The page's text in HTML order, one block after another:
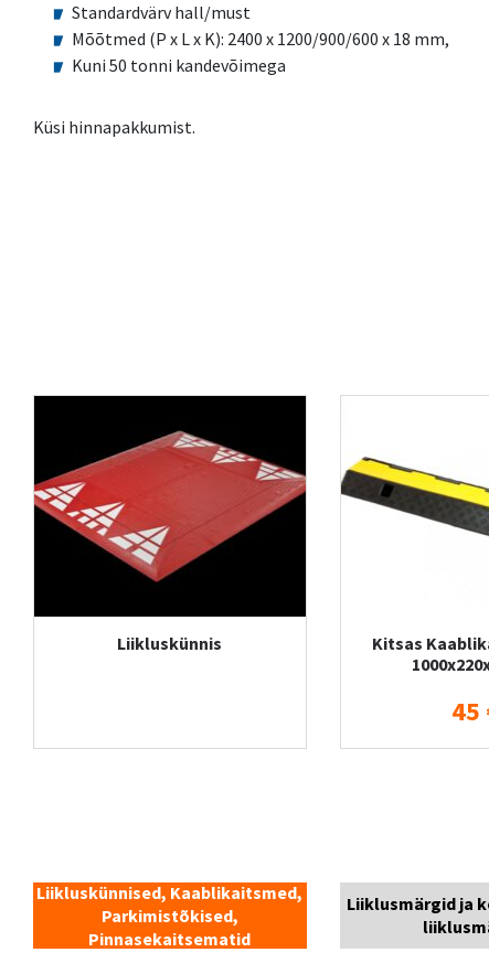
Standardvärv hall/must
Mõõtmed (P x L x K): 2400 x 1200/900/600 x 18 mm,
Kuni 50 tonni kandevõimega
Küsi hinnapakkumist.
Liikluskünnis
Kitsas
45
Liikluskünnised, Kaablikaitsmed,
Parkimistõkised,
Pinnasekaitsematid
Liiklusmärgid ja